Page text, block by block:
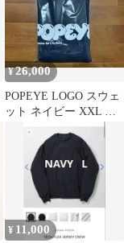
¥26,000
POPEYE LOGO スウェ
ット ネイビー XXL マ
ガジンハウス博限定カ
¥ 11,000